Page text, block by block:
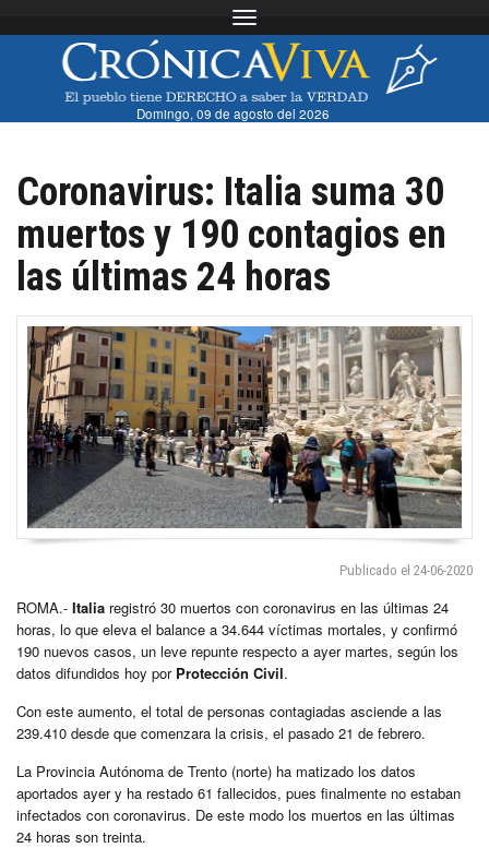
Toggle navigation
Domingo, 09 de agosto del 2026
Coronavirus: Italia suma 30
muertos y 190 contagios en
las últimas 24 horas
Publicado el 24-06-2020
ROMA.- Italia registró 30 muertos con coronavirus en las últimas 24
horas, lo que eleva el balance a 34.644 víctimas mortales, y confirmó
190 nuevos casos, un leve repunte respecto a ayer martes, según los
datos difundidos hoy por Protección Civil.
Con este aumento, el total de personas contagiadas asciende a las
239.410 desde que comenzara la crisis, el pasado 21 de febrero.
La Provincia Autónoma de Trento (norte) ha matizado los datos
aportados ayer y ha restado 61 fallecidos, pues finalmente no estaban
infectados con coronavirus. De este modo los muertos en las últimas
24 horas son treinta.